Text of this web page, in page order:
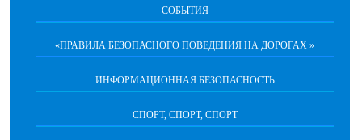
СОБЫТИЯ
«ПРАВИЛА БЕЗОПАСНОГО ПОВЕДЕНИЯ НА ДОРОГАХ »
ИНФОРМАЦИОННАЯ БЕЗОПАСНОСТЬ
СПОРТ, СПОРТ, СПОРТ